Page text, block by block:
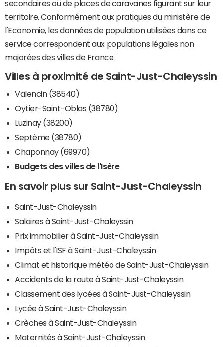
secondaires ou de places de caravanes figurant sur leur
territoire. Conformément aux pratiques du ministère de
l'Economie, les données de population utilisées dans ce
service correspondent aux populations légales non
majorées des villes de France.
Villes à proximité de Saint-Just-Chaleyssin
Valencin (38540)
Oytier-Saint-Oblas (38780)
Luzinay (38200)
Septème (38780)
Chaponnay (69970)
Budgets des villes de l'Isère
En savoir plus sur Saint-Just-Chaleyssin
Saint-Just-Chaleyssin
Salaires à Saint-Just-Chaleyssin
Prix immobilier à Saint-Just-Chaleyssin
Impôts et l'ISF à Saint-Just-Chaleyssin
Climat et historique météo de Saint-Just-Chaleyssin
Accidents de la route à Saint-Just-Chaleyssin
Classement des lycées à Saint-Just-Chaleyssin
Lycée à Saint-Just-Chaleyssin
Crèches à Saint-Just-Chaleyssin
Maternités à Saint-Just-Chaleyssin